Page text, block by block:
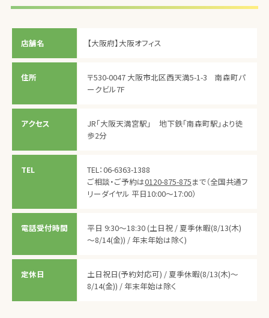
店舗名 【大阪府】大阪オフィス
住所
〒530-0047 大阪市北区西天満5-1-3 南森町パ
ークビル7F
アクセス
JR「大阪天満宮駅」 地下鉄「南森町駅」より徒
歩2分
TEL
TEL：06-6363-1388
ご相談・ご予約は0120-875-875まで（全国共通フ
リーダイヤル 平日10:00～17:00）
電話受付時間 平日 9:30～18:30(土日祝 / 夏季休暇(8/13(木)
～8/14(金)) / 年末年始は除く)
定休日
土日祝日(予約対応可) / 夏季休暇(8/13(木)～
8/14(金)) / 年末年始は除く